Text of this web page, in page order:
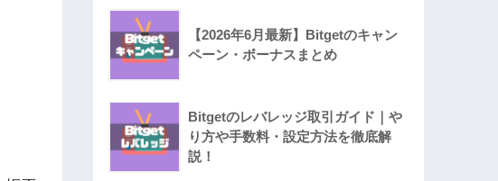
【2026年6月最新】Bitgetのキャン
ペーン・ボーナスまとめ
Bitgetのレバレッジ取引ガイド｜や
り方や手数料・設定方法を徹底解
説！